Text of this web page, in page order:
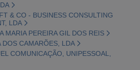
& CO - BUSINESS CONSULTING
LDA
MARIA PEREIRA GIL DOS REIS
CAMARÕES, LDA
COMUNICAÇÃO, UNIPESSOAL,